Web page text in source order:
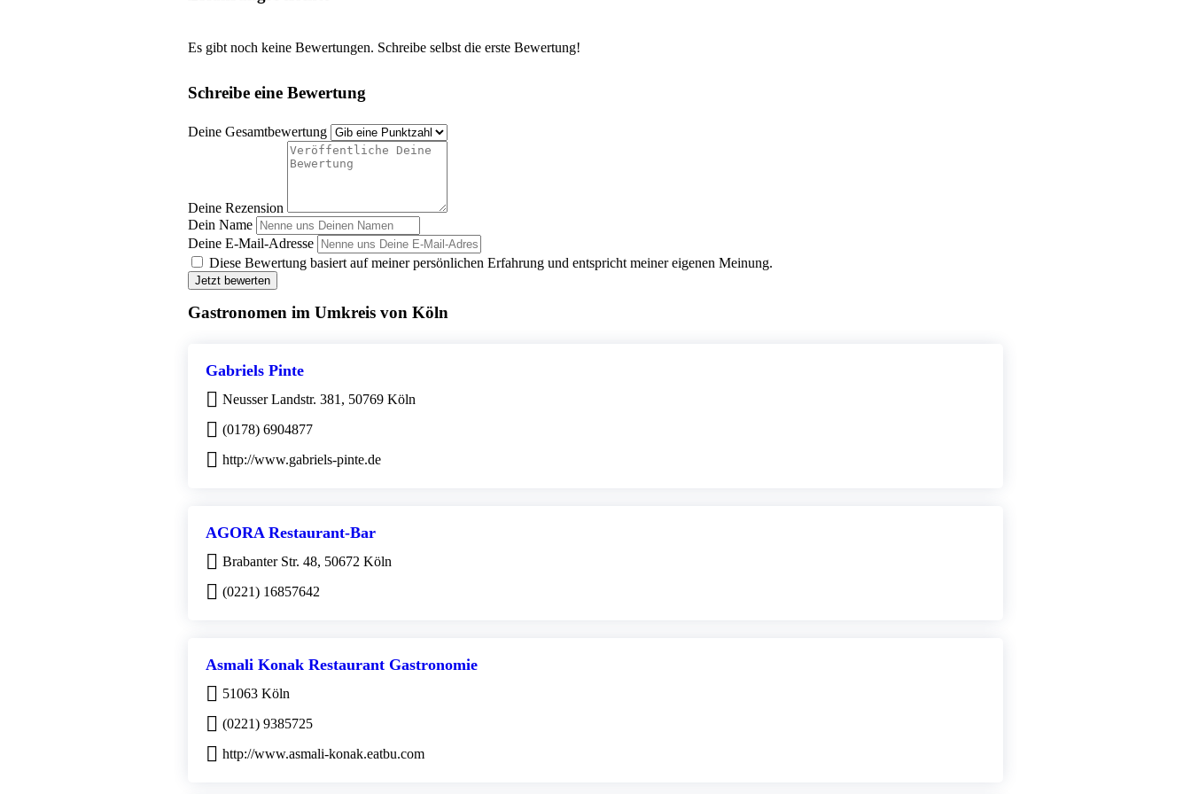
Es gibt noch keine Bewertungen. Schreibe selbst die erste Bewertung!
Schreibe eine Bewertung
Deine Gesamtbewertung
Deine Rezension
Dein Name
Deine E-Mail-Adresse
Diese Bewertung basiert auf meiner persönlichen Erfahrung und entspricht meiner eigenen Meinung.
Jetzt bewerten
Gastronomen im Umkreis von Köln
Gabriels Pinte
Neusser Landstr. 381, 50769 Köln
(0178) 6904877
http://www.gabriels-pinte.de
AGORA Restaurant-Bar
Brabanter Str. 48, 50672 Köln
(0221) 16857642
Asmali Konak Restaurant Gastronomie
51063 Köln
(0221) 9385725
http://www.asmali-konak.eatbu.com